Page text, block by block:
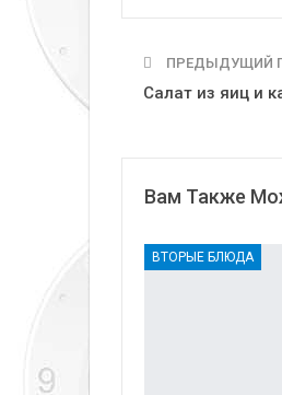
ПРЕДЫДУЩИЙ
Салат из яиц и
Вам Также
ВТОРЫЕ БЛЮДА